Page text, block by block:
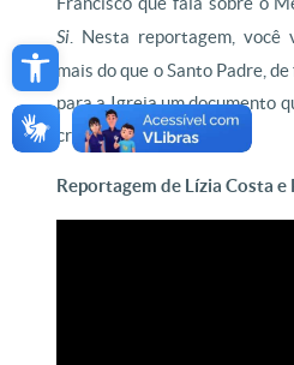
Open toolbar
Si . Nesta reportagem,
mais do que o Santo Padre,
para a Igreja um documento
criatura, com natureza.
Reportagem de Lízia Costa e